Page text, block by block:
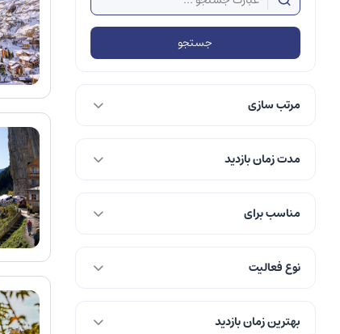
جستجو
مرتب سازی
مدت زمان بازدید
مناسب برای
نوع فعالیت
بهترین زمان بازدید